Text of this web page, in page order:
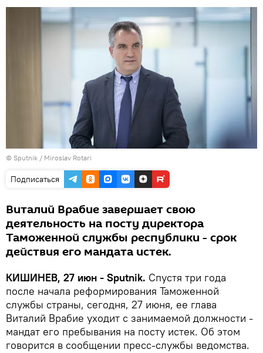
© Sputnik / Miroslav Rotari
Подписаться
Виталий Врабие завершает свою
деятельность на посту директора
Таможенной службы республики - срок
действия его мандата истек.
КИШИНЕВ, 27 июн - Sputnik. Спустя три года
после начала реформирования Таможенной
службы страны, сегодня, 27 июня, ее глава
Виталий Врабие уходит с занимаемой должности -
мандат его пребывания на посту истек. Об этом
говорится в сообщении пресс-службы ведомства.